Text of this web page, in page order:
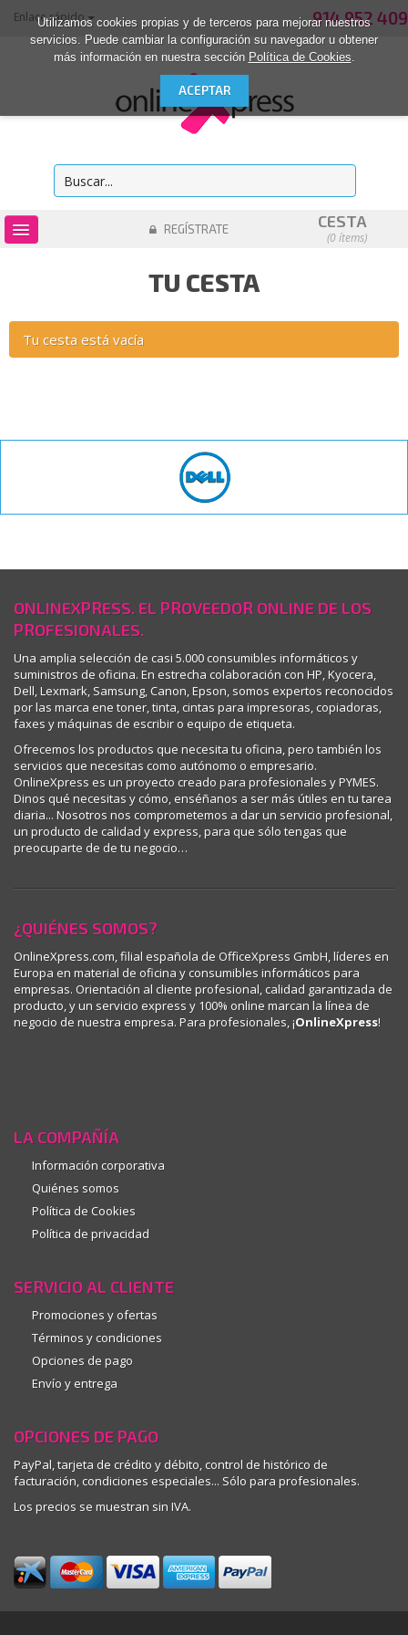
Enlace rápido
REGÍSTRATE CESTA
(0 ítems)
Utilizamos cookies propias y de terceros para mejorar nuestros
servicios. Puede cambiar la configuración su navegador u obtener
más información en nuestra sección Política de Cookies.
914 952 409
TU CESTA
Tu cesta está vacía
ONLINEXPRESS. EL PROVEEDOR ONLINE DE LOS
PROFESIONALES.
Una amplia selección de casi 5.000 consumibles informáticos y
suministros de oficina. En estrecha colaboración con HP, Kyocera,
Dell, Lexmark, Samsung, Canon, Epson, somos expertos reconocidos
por las marca ene toner, tinta, cintas para impresoras, copiadoras,
faxes y máquinas de escribir o equipo de etiqueta.
Ofrecemos los productos que necesita tu oficina, pero también los
servicios que necesitas como autónomo o empresario.
OnlineXpress es un proyecto creado para profesionales y PYMES.
Dinos qué necesitas y cómo, enséñanos a ser más útiles en tu tarea
diaria... Nosotros nos comprometemos a dar un servicio profesional,
un producto de calidad y express, para que sólo tengas que
preocuparte de de tu negocio…
¿QUIÉNES SOMOS?
OnlineXpress.com, filial española de OfficeXpress GmbH, líderes en
Europa en material de oficina y consumibles informáticos para
empresas. Orientación al cliente profesional, calidad garantizada de
producto, y un servicio express y 100% online marcan la línea de
negocio de nuestra empresa. Para profesionales, ¡OnlineXpress!
LA COMPAÑÍA
Información corporativa
Quiénes somos
Política de Cookies
Política de privacidad
SERVICIO AL CLIENTE
Promociones y ofertas
Términos y condiciones
Opciones de pago
Envío y entrega
OPCIONES DE PAGO
PayPal, tarjeta de crédito y débito, control de histórico de
facturación, condiciones especiales... Sólo para profesionales.
Los precios se muestran sin IVA.